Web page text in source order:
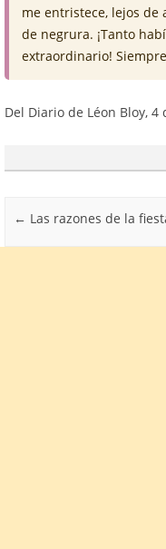
me entristece, lejos de
de negrura. ¡Tanto
extraordinario!
Del Diario de Léon Bloy, 4
Post navigation
← Las razones de la